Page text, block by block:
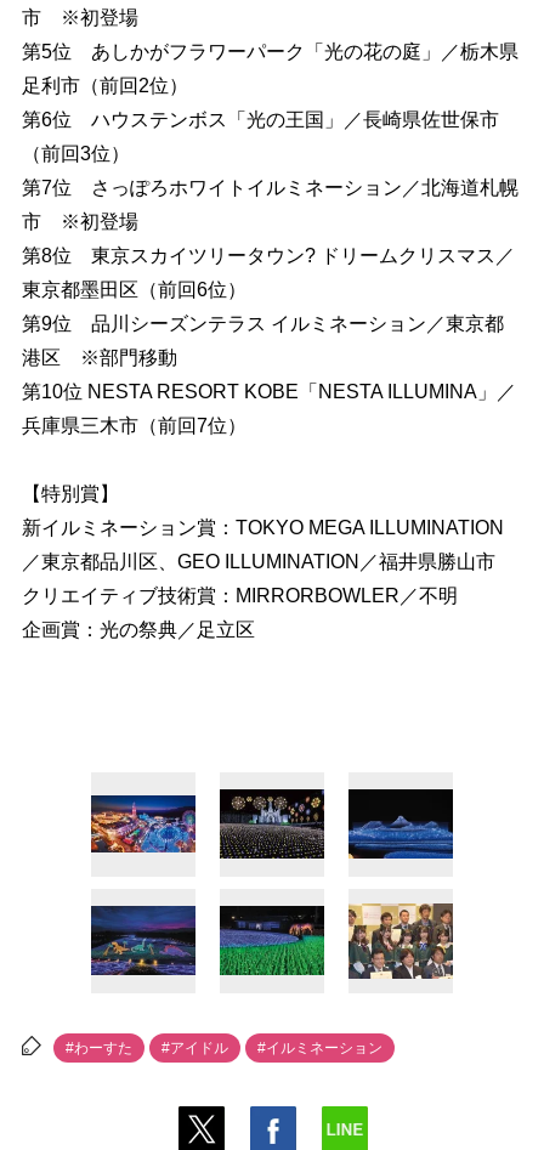
市 ※初登場
第5位 あしかがフラワーパーク「光の花の庭」／栃木県
足利市（前回2位）
第6位 ハウステンボス「光の王国」／長崎県佐世保市
（前回3位）
第7位 さっぽろホワイトイルミネーション／北海道札幌
市 ※初登場
第8位 東京スカイツリータウン? ドリームクリスマス／
東京都墨田区（前回6位）
第9位 品川シーズンテラス イルミネーション／東京都
港区 ※部門移動
第10位 NESTA RESORT KOBE「NESTA ILLUMINA」／
兵庫県三木市（前回7位）
【特別賞】
新イルミネーション賞：TOKYO MEGA ILLUMINATION
／東京都品川区、GEO ILLUMINATION／福井県勝山市
クリエイティブ技術賞：MIRRORBOWLER／不明
企画賞：光の祭典／足立区
#わーすた #アイドル #イルミネーション